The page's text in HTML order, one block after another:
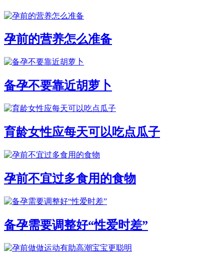
孕前的营养怎么准备
备孕不要靠近胡萝卜
育龄女性应每天可以吃点瓜子
孕前不宜过多食用的食物
备孕需要调整好“性爱时差”